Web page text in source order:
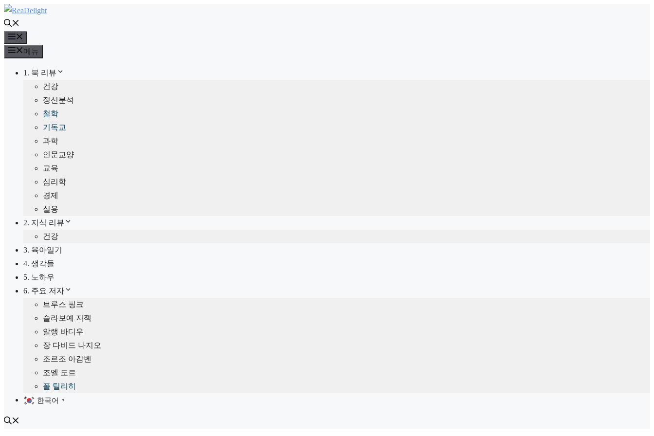
컨
텐
츠
로
뉴
메뉴
1. 북 리뷰
건강
정신분석
철학
기독교
과학
인문교양
교육
심리학
경제
실용
2. 지식 리뷰
건강
3. 육아일기
4. 생각들
5. 노하우
6. 주요 저자
브루스 핑크
슬라보예 지젝
알랭 바디우
장 다비드 나지오
조르조 아감벤
조엘 도르
폴 틸리히
한국어 ▼